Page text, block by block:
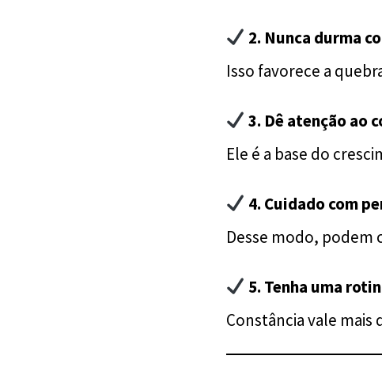
2. Nunca durma
Isso favorece a
3. Dê atenção ao
Ele é a base do
4. Cuidado com
Desse modo, podem
5. Tenha uma
Constância vale mais